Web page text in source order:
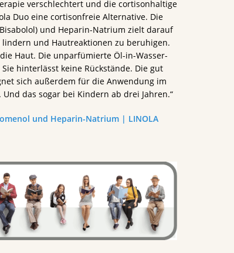
verschlechtert und die cortisonhaltige
Duo eine cortisonfreie Alternative. Die
und Heparin-Natrium zielt darauf
und Hautreaktionen zu beruhigen.
Haut. Die unparfümierte Öl-in-Wasser-
hinterlässt keine Rückstände. Die gut
sich außerdem für die Anwendung im
das sogar bei Kindern ab drei Jahren.“
und Heparin-Natrium | LINOLA